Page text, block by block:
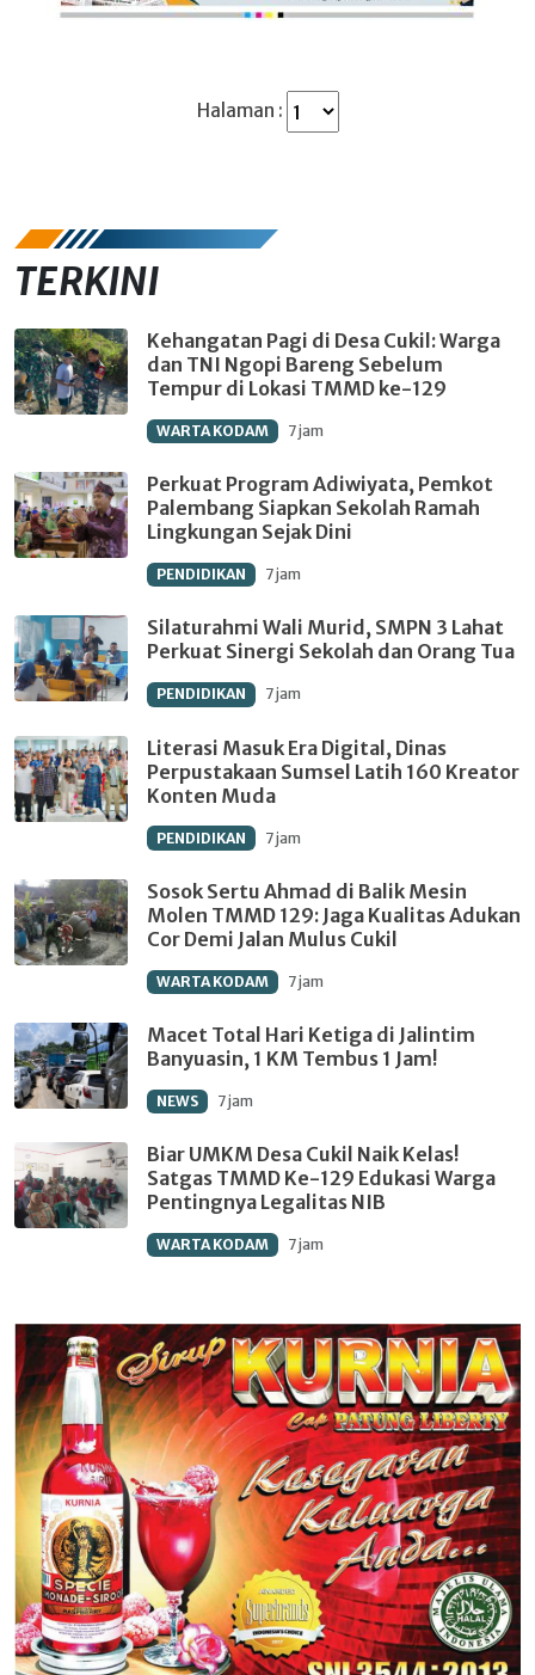
Halaman :
TERKINI
Kehangatan Pagi di Desa Cukil: Warga
dan TNI Ngopi Bareng Sebelum
Tempur di Lokasi TMMD ke-129
WARTA KODAM 7 jam
Perkuat Program Adiwiyata, Pemkot
Palembang Siapkan Sekolah Ramah
Lingkungan Sejak Dini
PENDIDIKAN 7 jam
Silaturahmi Wali Murid, SMPN 3 Lahat
Perkuat Sinergi Sekolah dan Orang Tua
PENDIDIKAN 7 jam
Literasi Masuk Era Digital, Dinas
Perpustakaan Sumsel Latih 160 Kreator
Konten Muda
PENDIDIKAN 7 jam
Sosok Sertu Ahmad di Balik Mesin
Molen TMMD 129: Jaga Kualitas Adukan
Cor Demi Jalan Mulus Cukil
WARTA KODAM 7 jam
Macet Total Hari Ketiga di Jalintim
Banyuasin, 1 KM Tembus 1 Jam!
NEWS 7 jam
Biar UMKM Desa Cukil Naik Kelas!
Satgas TMMD Ke-129 Edukasi Warga
Pentingnya Legalitas NIB
WARTA KODAM 7 jam